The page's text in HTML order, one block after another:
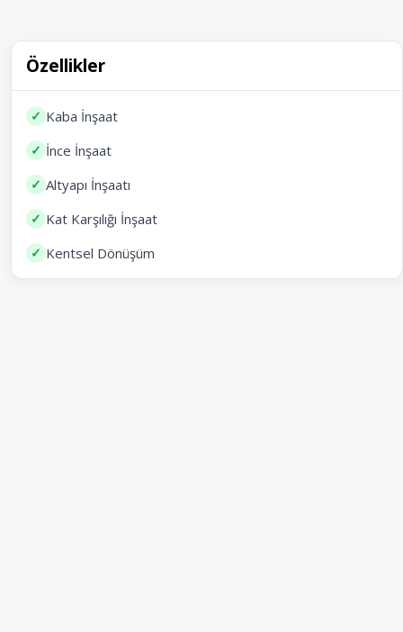
Özellikler
✓ Kaba İnşaat
✓ İnce İnşaat
✓ Altyapı İnşaatı
✓ Kat Karşılığı İnşaat
✓ Kentsel Dönüşüm